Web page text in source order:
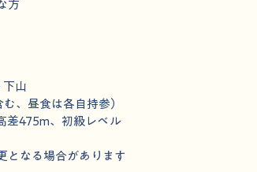
方
山
、昼食は各自持参）
差475m、初級レベル
となる場合があります